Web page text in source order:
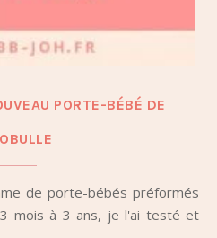
PORTE-BÉBÉ DE
mois à 3 ans, je l'ai testé et